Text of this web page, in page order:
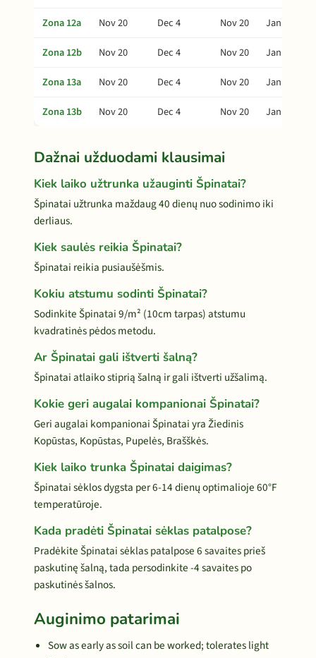
Zona 12a
Nov 20 Dec 4 Nov 20
Jan 13
Zona 12b
Nov 20 Dec 4 Nov 20
Jan 13
Zona 13a
Nov 20 Dec 4 Nov 20
Jan 13
Zona 13b
Nov 20 Dec 4 Nov 20 Jan 13
Dažnai užduodami klausimai
Kiek laiko užtrunka užauginti Špinatai?
Špinatai užtrunka maždaug 40 dienų nuo sodinimo iki
derliaus.
Kiek saulės reikia Špinatai?
Špinatai reikia pusiaušėšmis.
Kokiu atstumu sodinti Špinatai?
Sodinkite Špinatai 9/m² (10cm tarpas) atstumu
kvadratinės pėdos metodu.
Ar Špinatai gali ištverti šalną?
Špinatai atlaiko stiprią šalną ir gali ištverti užšalimą.
Kokie geri augalai kompanionai Špinatai?
Geri augalai kompanionai Špinatai yra Žiedinis
Kopūstas, Kopūstas, Pupelės, Brašškės.
Kiek laiko trunka Špinatai daigimas?
Špinatai sėklos dygsta per 6-14 dienų optimalioje 60°F
temperatūroje.
Kada pradėti Špinatai sėklas patalpose?
Pradėkite Špinatai sėklas patalpose 6 savaites prieš
paskutinę šalną, tada persodinkite -4 savaites po
paskutinės šalnos.
Auginimo patarimai
Sow as early as soil can be worked; tolerates light